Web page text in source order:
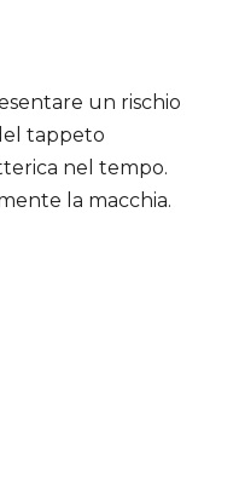
un rischio
tappeto
nel tempo.
la macchia.